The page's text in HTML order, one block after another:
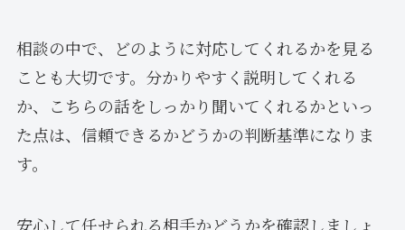
相談の中で、どのように対応してくれるかを見る
ことも大切です。分かりやすく説明してくれる
か、こちらの話をしっかり聞いてくれるかといっ
た点は、信頼できるかどうかの判断基準になりま
す。
安心して任せられる相手かどうかを確認しましょ